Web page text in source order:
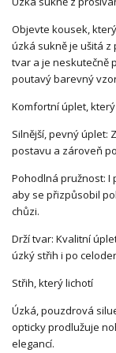
​Objevte kousek,
úzká sukně je ušitá
tvar a je neskutečně
poutavý barevný
Komfortní úplet,
​Silnější, pevný úplet:
postavu a zároveň
​Pohodlná pružnost: I
aby se přizpůsobil
chůzi.
​Drží tvar: Kvalitní
úzký střih i po
​Střih, který lichotí
​Úzká, pouzdrová
opticky prodlužuje
elegancí.